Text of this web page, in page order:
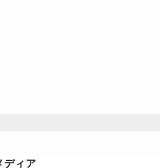
ディア